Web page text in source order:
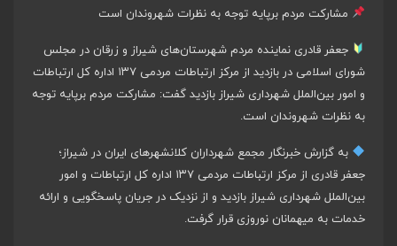
مشارکت مردم برپایه توجه به نظرات شهروندان است
جعفر قادری نماینده مردم شهرستان‌های شیراز و زرقان در مجلس
شورای اسلامی در بازدید از مرکز ارتباطات مردمی ۱۳۷ اداره کل ارتباطات
و امور بین‌الملل شهرداری شیراز بازدید گفت: مشارکت مردم برپایه توجه
به نظرات شهروندان است.
به گزارش خبرنگار مجمع شهرداران کلانشهرهای ایران در شیراز؛
جعفر قادری از مرکز ارتباطات مردمی ۱۳۷ اداره کل ارتباطات و امور
بین‌الملل شهرداری شیراز بازدید و از نزدیک در جریان پاسخگویی و ارائه
خدمات به میهمانان نوروزی قرار گرفت.